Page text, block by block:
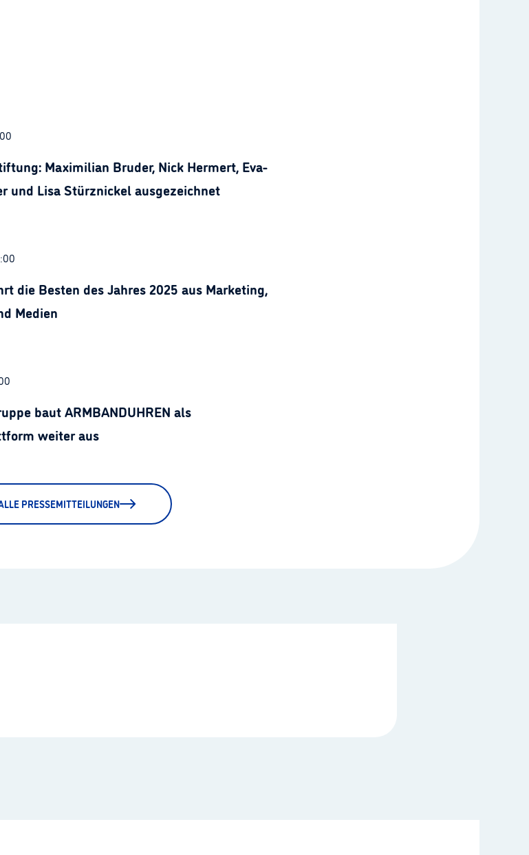
Maximilian Bruder, Nick Hermert, Eva-
und Lisa Stürznickel ausgezeichnet
die Besten des Jahres 2025 aus Marketing,
Medien
baut ARMBANDUHREN als
weiter aus
PRESSEMITTEILUNGEN